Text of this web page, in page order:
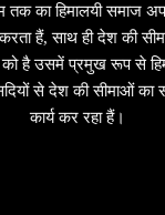
तक का हिमालयी समाज
हैं, साथ ही देश की
को है उसमें प्रमुख रूप से
से देश की सीमाओं का
कार्य कर रहा हैं।